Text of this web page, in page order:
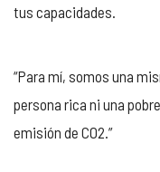
tus capacidades.
“Para mí, somos una
persona rica ni una
emisión de CO2.”